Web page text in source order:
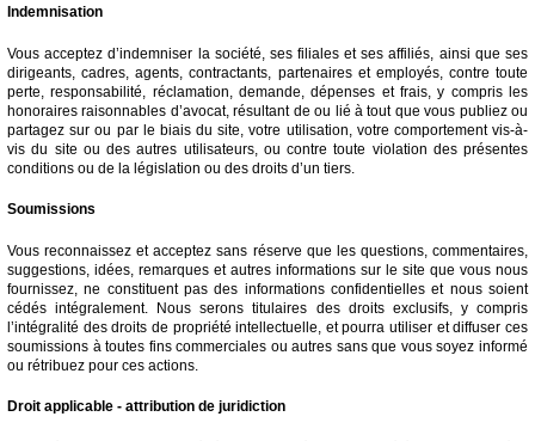
Indemnisation
Vous acceptez d’indemniser la société, ses filiales et ses affiliés, ainsi que ses
dirigeants, cadres, agents, contractants, partenaires et employés, contre toute
perte, responsabilité, réclamation, demande, dépenses et frais, y compris les
honoraires raisonnables d’avocat, résultant de ou lié à tout que vous publiez ou
partagez sur ou par le biais du site, votre utilisation, votre comportement vis-à-
vis du site ou des autres utilisateurs, ou contre toute violation des présentes
conditions ou de la législation ou des droits d’un tiers.
Soumissions
Vous reconnaissez et acceptez sans réserve que les questions, commentaires,
suggestions, idées, remarques et autres informations sur le site que vous nous
fournissez, ne constituent pas des informations confidentielles et nous soient
cédés intégralement. Nous serons titulaires des droits exclusifs, y compris
l’intégralité des droits de propriété intellectuelle, et pourra utiliser et diffuser ces
soumissions à toutes fins commerciales ou autres sans que vous soyez informé
ou rétribuez pour ces actions.
Droit applicable - attribution de juridiction